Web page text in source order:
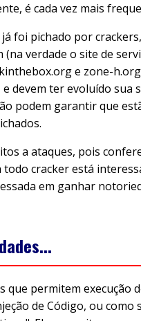
é cada vez mais
foi pichado por
verdade o site de
e zone-
devem ter evoluído sua
podem garantir que
a ataques, pois
todo cracker está
em ganhar
que permitem execução
de Código, ou como